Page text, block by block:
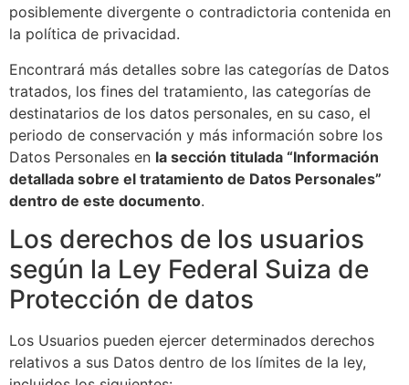
posiblemente divergente o contradictoria contenida en
la política de privacidad.
Encontrará más detalles sobre las categorías de Datos
tratados, los fines del tratamiento, las categorías de
destinatarios de los datos personales, en su caso, el
periodo de conservación y más información sobre los
Datos Personales en la sección titulada “Información
detallada sobre el tratamiento de Datos Personales”
dentro de este documento.
Los derechos de los usuarios
según la Ley Federal Suiza de
Protección de datos
Los Usuarios pueden ejercer determinados derechos
relativos a sus Datos dentro de los límites de la ley,